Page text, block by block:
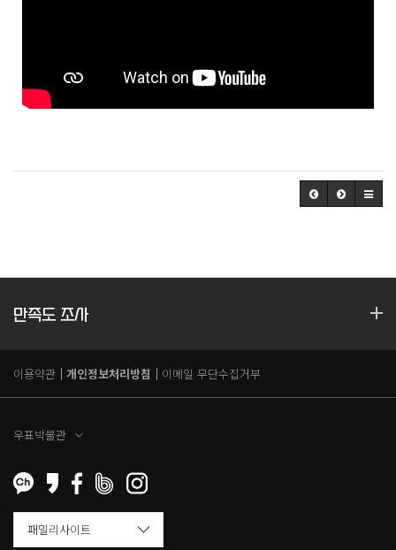
만족도 조사
이용약관 개인정보처리방침 이메일 무단수집거부
우표박물관